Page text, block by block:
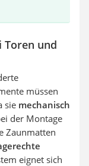
Toren und
müssen
sie mechanisch
der Montage
Zaunmatten
eignet sich